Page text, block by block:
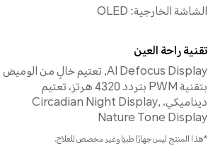
الشاشة الخارجية: OLED
تقنية راحة العين
AI Defocus Display, تعتيم خالٍ من الوميض
بتقنية PWM بتردد 4320 هرتز، تعتيم
ديناميكي، Circadian Night Display,
Nature Tone Display
*هذا المنتج ليس جهازًا طبيًا وغير مخصص للعلاج.